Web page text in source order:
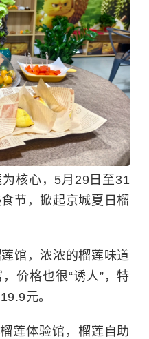
核心，5月29日至31
节，掀起京城夏日榴
馆，浓浓的榴莲味道
价格也很“诱人”，特
元。
莲体验馆，榴莲自助